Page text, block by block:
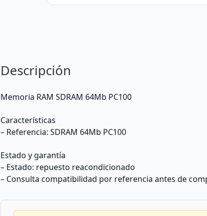
Descripción
Memoria RAM SDRAM 64Mb PC100
Características
– Referencia: SDRAM 64Mb PC100
Estado y garantía
– Estado: repuesto reacondicionado
– Consulta compatibilidad por referencia antes de